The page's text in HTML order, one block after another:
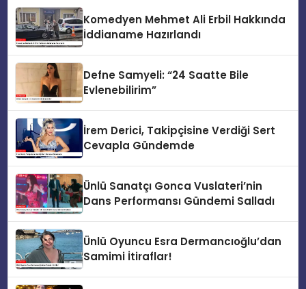
Komedyen Mehmet Ali Erbil Hakkında
İddianame Hazırlandı
Defne Samyeli: “24 Saatte Bile
Evlenebilirim”
İrem Derici, Takipçisine Verdiği Sert
Cevapla Gündemde
Ünlü Sanatçı Gonca Vuslateri’nin
Dans Performansı Gündemi Salladı
Ünlü Oyuncu Esra Dermancıoğlu’dan
Samimi İtiraflar!